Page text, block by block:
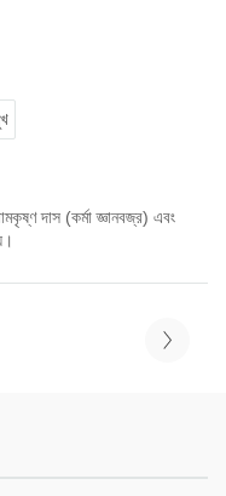
দাস (কর্মা জ্ঞানবজ্র) এবং